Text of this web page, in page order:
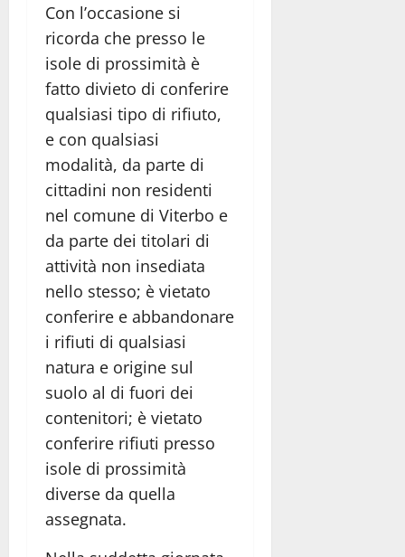
Con l’occasione si
ricorda che presso le
isole di prossimità è
fatto divieto di conferire
qualsiasi tipo di rifiuto,
e con qualsiasi
modalità, da parte di
cittadini non residenti
nel comune di Viterbo e
da parte dei titolari di
attività non insediata
nello stesso; è vietato
conferire e abbandonare
i rifiuti di qualsiasi
natura e origine sul
suolo al di fuori dei
contenitori; è vietato
conferire rifiuti presso
isole di prossimità
diverse da quella
assegnata.